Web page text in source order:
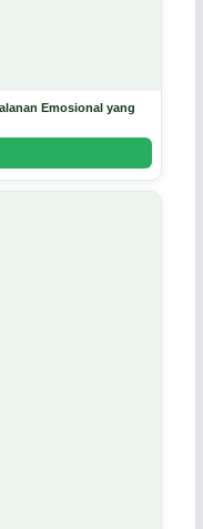
Emosional yang